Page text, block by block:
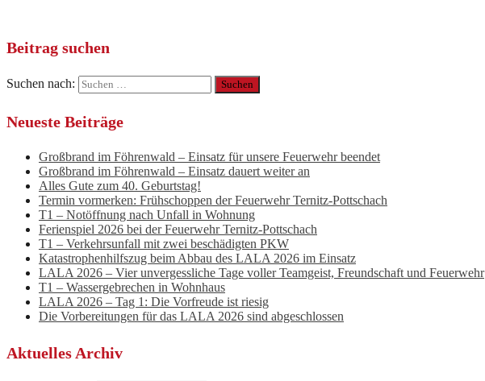
Beitrag suchen
Suchen nach:
Neueste Beiträge
Großbrand im Föhrenwald – Einsatz für unsere Feuerwehr beendet
Großbrand im Föhrenwald – Einsatz dauert weiter an
Alles Gute zum 40. Geburtstag!
Termin vormerken: Frühschoppen der Feuerwehr Ternitz-Pottschach
T1 – Notöffnung nach Unfall in Wohnung
Ferienspiel 2026 bei der Feuerwehr Ternitz-Pottschach
T1 – Verkehrsunfall mit zwei beschädigten PKW
Katastrophenhilfszug beim Abbau des LALA 2026 im Einsatz
LALA 2026 – Vier unvergessliche Tage voller Teamgeist, Freundschaft und Feuerwehr
T1 – Wassergebrechen in Wohnhaus
LALA 2026 – Tag 1: Die Vorfreude ist riesig
Die Vorbereitungen für das LALA 2026 sind abgeschlossen
Aktuelles Archiv